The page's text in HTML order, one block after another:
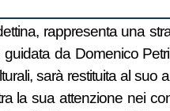
rappresenta una
da Domenico
sarà restituita al suo
la sua attenzione nei